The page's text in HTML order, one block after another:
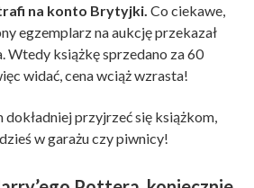
na konto Brytyjki. Co ciekawe,
egzemplarz na aukcję przekazał
Wtedy książkę sprzedano za 60
widać, cena wciąż wzrasta!
przyjrzeć się książkom,
w garażu czy piwnicy!